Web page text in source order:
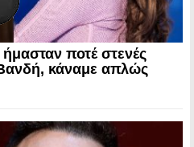
ποτέ στενές
κάναμε απλώς